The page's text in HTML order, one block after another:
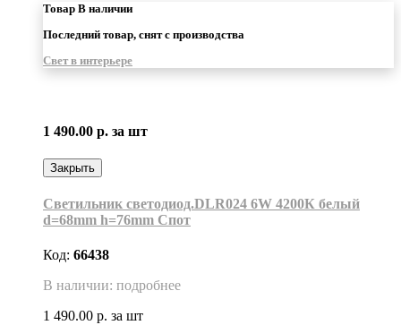
Товар В наличии
Последний товар, снят с производства
Свет в интерьере
1 490.00 р. за шт
Закрыть
Светильник светодиод.DLR024 6W 4200К белый
d=68mm h=76mm Спот
Код: 66438
В наличии: подробнее
1 490.00 р. за шт